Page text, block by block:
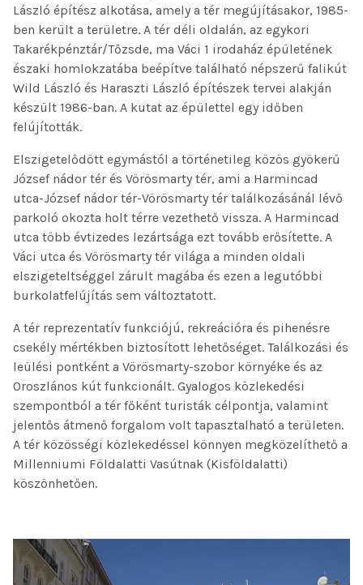
László építész alkotása, amely a tér megújításakor, 1985-
ben került a területre. A tér déli oldalán, az egykori
Takarékpénztár/Tőzsde, ma Váci 1 irodaház épületének
északi homlokzatába beépítve található népszerű falikút
Wild László és Haraszti László építészek tervei alakján
készült 1986-ban. A kutat az épülettel egy időben
felújították.
Elszigetelődött egymástól a történetileg közös gyökerű
József nádor tér és Vörösmarty tér, ami a Harmincad
utca-József nádor tér-Vörösmarty tér találkozásánál lévő
parkoló okozta holt térre vezethető vissza. A Harmincad
utca több évtizedes lezártsága ezt tovább erősítette. A
Váci utca és Vörösmarty tér világa a minden oldali
elszigeteltséggel zárult magába és ezen a legutóbbi
burkolatfelújítás sem változtatott.
A tér reprezentatív funkciójú, rekreációra és pihenésre
csekély mértékben biztosított lehetőséget. Találkozási és
leülési pontként a Vörösmarty-szobor környéke és az
Oroszlános kút funkcionált. Gyalogos közlekedési
szempontból a tér főként turisták célpontja, valamint
jelentős átmenő forgalom volt tapasztalható a területen.
A tér közösségi közlekedéssel könnyen megközelíthető a
Millenniumi Földalatti Vasútnak (Kisföldalatti)
köszönhetően.